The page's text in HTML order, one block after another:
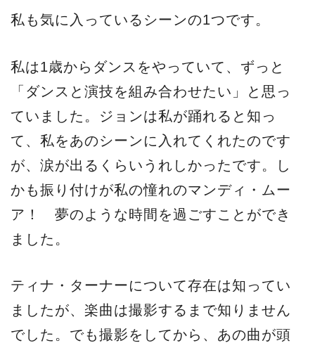
私も気に入っているシーンの1つです。
私は1歳からダンスをやっていて、ずっと
「ダンスと演技を組み合わせたい」と思っ
ていました。ジョンは私が踊れると知っ
て、私をあのシーンに入れてくれたのです
が、涙が出るくらいうれしかったです。し
かも振り付けが私の憧れのマンディ・ムー
ア！ 夢のような時間を過ごすことができ
ました。
ティナ・ターナーについて存在は知ってい
ましたが、楽曲は撮影するまで知りません
でした。でも撮影をしてから、あの曲が頭